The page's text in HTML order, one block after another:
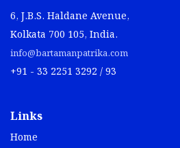
6, J.B.S. Haldane Avenue,
Kolkata 700 105, India.
info@bartamanpatrika.com
+91 - 33 2251 3292 / 93
Links
Home